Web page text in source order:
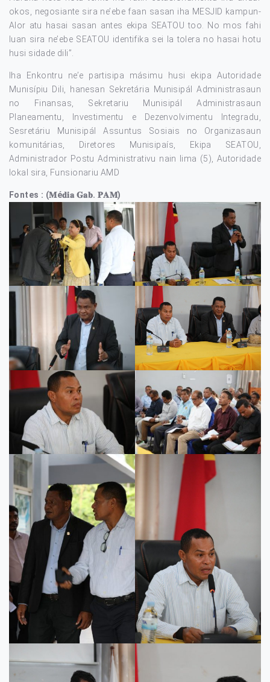
okos, negosiante sira ne’ebe faan sasan iha MESJID kampun-
Alor atu hasai sasan antes ekipa SEATOU too. No mos fahi
luan sira ne’ebe SEATOU identifika sei la tolera no hasai hotu
husi sidade dili”.
Iha Enkontru ne’e partisipa másimu husi ekipa Autoridade
Munisípiu Dili, hanesan Sekretária Munisipál Administrasaun
no Finansas, Sekretariu Munisipál Administrasaun
Planeamentu, Investimentu e Dezenvolvimentu Integradu,
Sesretáriu Munisipál Assuntus Sosiais no Organizasaun
komunitárias, Diretores Munisipaís, Ekipa SEATOU,
Administrador Postu Administrativu nain lima (5), Autoridade
lokal sira, Funsionariu AMD
Fontes : (𝐌é𝐝𝐢𝐚 𝐆𝐚𝐛. 𝐏𝐀𝐌)